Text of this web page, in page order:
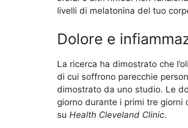
livelli di melatonina del tuo
Dolore e
La ricerca ha dimostrato che
di cui soffrono parecchie
dimostrato da uno studio. Le
giorno durante i primi tre giorni
su Health Cleveland Clinic.